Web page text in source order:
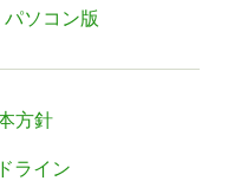
パソコン版
方針
ライン